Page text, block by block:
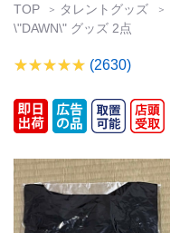
TOP タレントグッズ
\"DAWN\" グッズ 2点
(2630)